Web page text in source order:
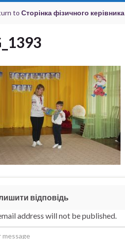
to Сторінка фізичного керівника
відповідь
address will not be published.